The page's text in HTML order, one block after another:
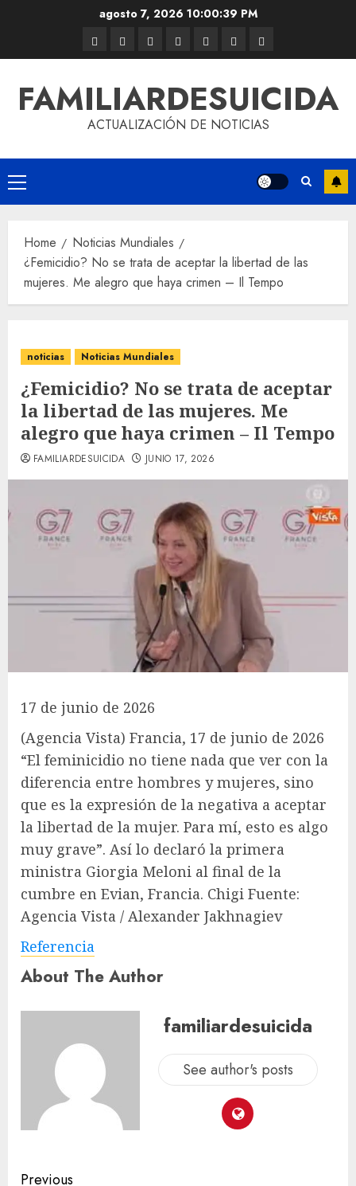
agosto 7, 2026 10:00:39 PM
FAMILIARDESUICIDA
ACTUALIZACIÓN DE NOTICIAS
Home
Noticias Mundiales
¿Femicidio? No se trata de aceptar la libertad de las
mujeres. Me alegro que haya crimen – Il Tempo
noticias Noticias Mundiales
¿Femicidio? No se trata de aceptar
la libertad de las mujeres. Me
alegro que haya crimen – Il Tempo
FAMILIARDESUICIDA JUNIO 17, 2026
17 de junio de 2026
(Agencia Vista) Francia, 17 de junio de 2026
“El feminicidio no tiene nada que ver con la
diferencia entre hombres y mujeres, sino
que es la expresión de la negativa a aceptar
la libertad de la mujer. Para mí, esto es algo
muy grave”. Así lo declaró la primera
ministra Giorgia Meloni al final de la
cumbre en Evian, Francia. Chigi Fuente:
Agencia Vista / Alexander Jakhnagiev
Referencia
About The Author
familiardesuicida
See author's posts
Previous